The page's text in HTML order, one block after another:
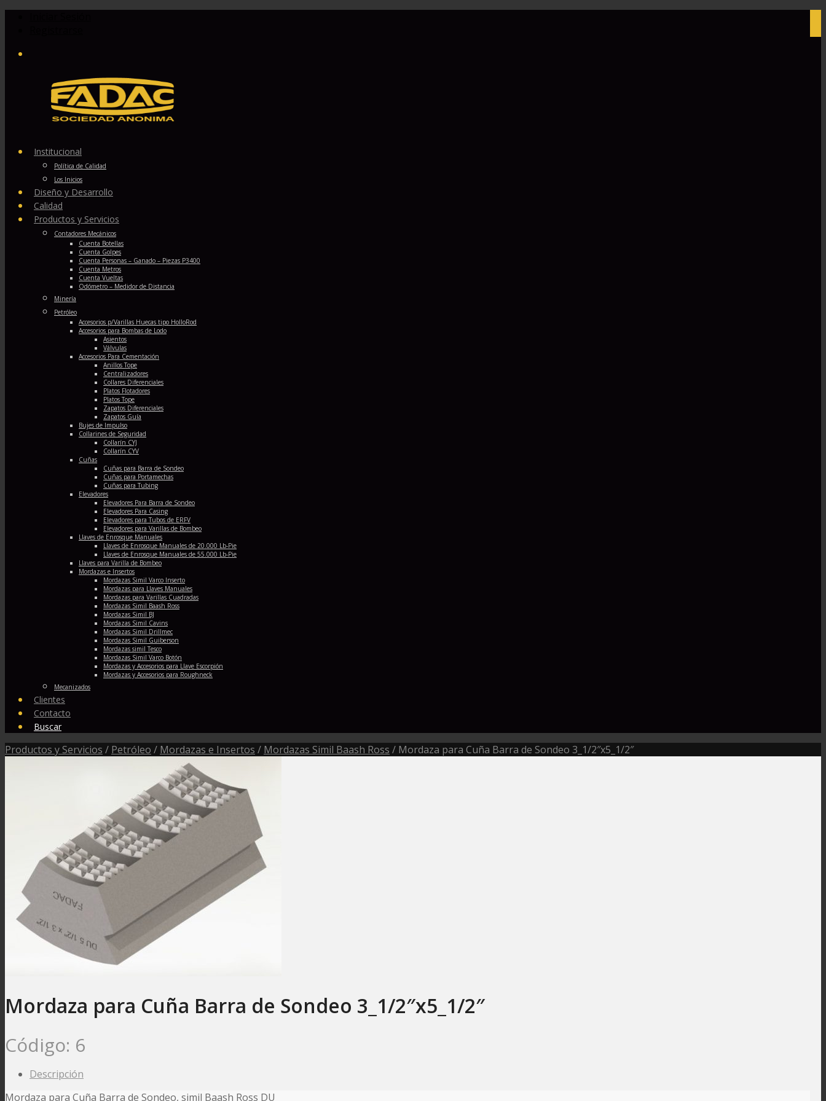
Institucional
Política de Calidad
Los Inicios
Diseño y Desarrollo
Calidad
Productos y Servicios
Contadores Mecánicos
Cuenta Botellas
Cuenta Golpes
Cuenta Personas – Ganado – Piezas P3400
Cuenta Metros
Cuenta Vueltas
Odómetro – Medidor de Distancia
Minería
Petróleo
Accesorios p/Varillas Huecas tipo HolloRod
Accesorios para Bombas de Lodo
Asientos
Válvulas
Accesorios Para Cementación
Anillos Tope
Centralizadores
Collares Diferenciales
Platos Flotadores
Platos Tope
Zapatos Diferenciales
Zapatos Guía
Bujes de Impulso
Collarines de Seguridad
Collarín CYJ
Collarín CYV
Cuñas
Cuñas para Barra de Sondeo
Cuñas para Portamechas
Cuñas para Tubing
Elevadores
Elevadores Para Barra de Sondeo
Elevadores Para Casing
Elevadores para Tubos de ERFV
Elevadores para Varillas de Bombeo
Llaves de Enrosque Manuales
Llaves de Enrosque Manuales de 20.000 Lb-Pie
Llaves de Enrosque Manuales de 55.000 Lb-Pie
Llaves para Varilla de Bombeo
Mordazas e Insertos
Mordazas Simil Varco Inserto
Mordazas para Llaves Manuales
Mordazas para Varillas Cuadradas
Mordazas Simil Baash Ross
Mordazas Simil BJ
Mordazas Simil Cavins
Mordazas Simil Drillmec
Mordazas Simil Guiberson
Mordazas simil Tesco
Mordazas Simil Varco Botón
Mordazas y Accesorios para Llave Escorpión
Mordazas y Accesorios para Roughneck
Mecanizados
Clientes
Contacto
Buscar
Productos y Servicios / Petróleo / Mordazas e Insertos / Mordazas Simil Baash Ross / Mordaza para Cuña Barra de Sondeo 3_1/2″x5_1/2″
Mordaza para Cuña Barra de Sondeo 3_1/2″x5_1/2″
Código: 6
Descripción
Mordaza para Cuña Barra de Sondeo, simil Baash Ross DU